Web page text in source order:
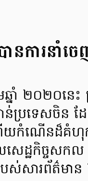
នការនាំ
ឆ្នាំ ២០២០នេ
ន់ប្រទេសចិន
ើយកំណើនដ៏គំហុ
សេដ្ឋកិច្ចសក
របស់សារព័ត៌ម